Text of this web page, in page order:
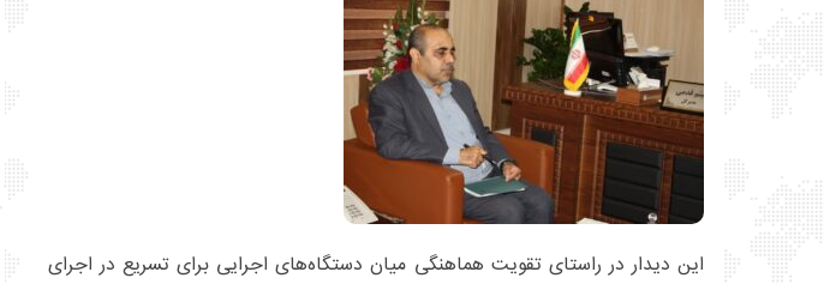
این دیدار در راستای تقویت هماهنگی میان دستگاه‌های اجرایی برای تسریع در اجرای